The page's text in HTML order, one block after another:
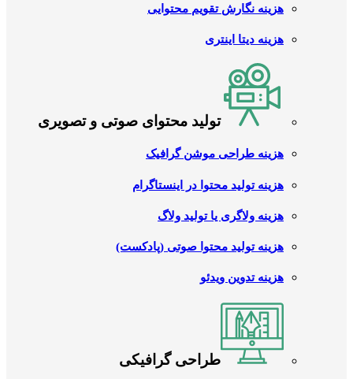
هزینه نگارش تقویم محتوایی
هزینه دیتا اینتری
تولید محتوای صوتی و تصویری
هزینه طراحی موشن گرافیک
هزینه تولید محتوا در اینستاگرام
هزینه ولاگری یا تولید ولاگ
هزینه تولید محتوا صوتی (پادکست)
هزینه تدوین ویدئو
طراحی گرافیکی